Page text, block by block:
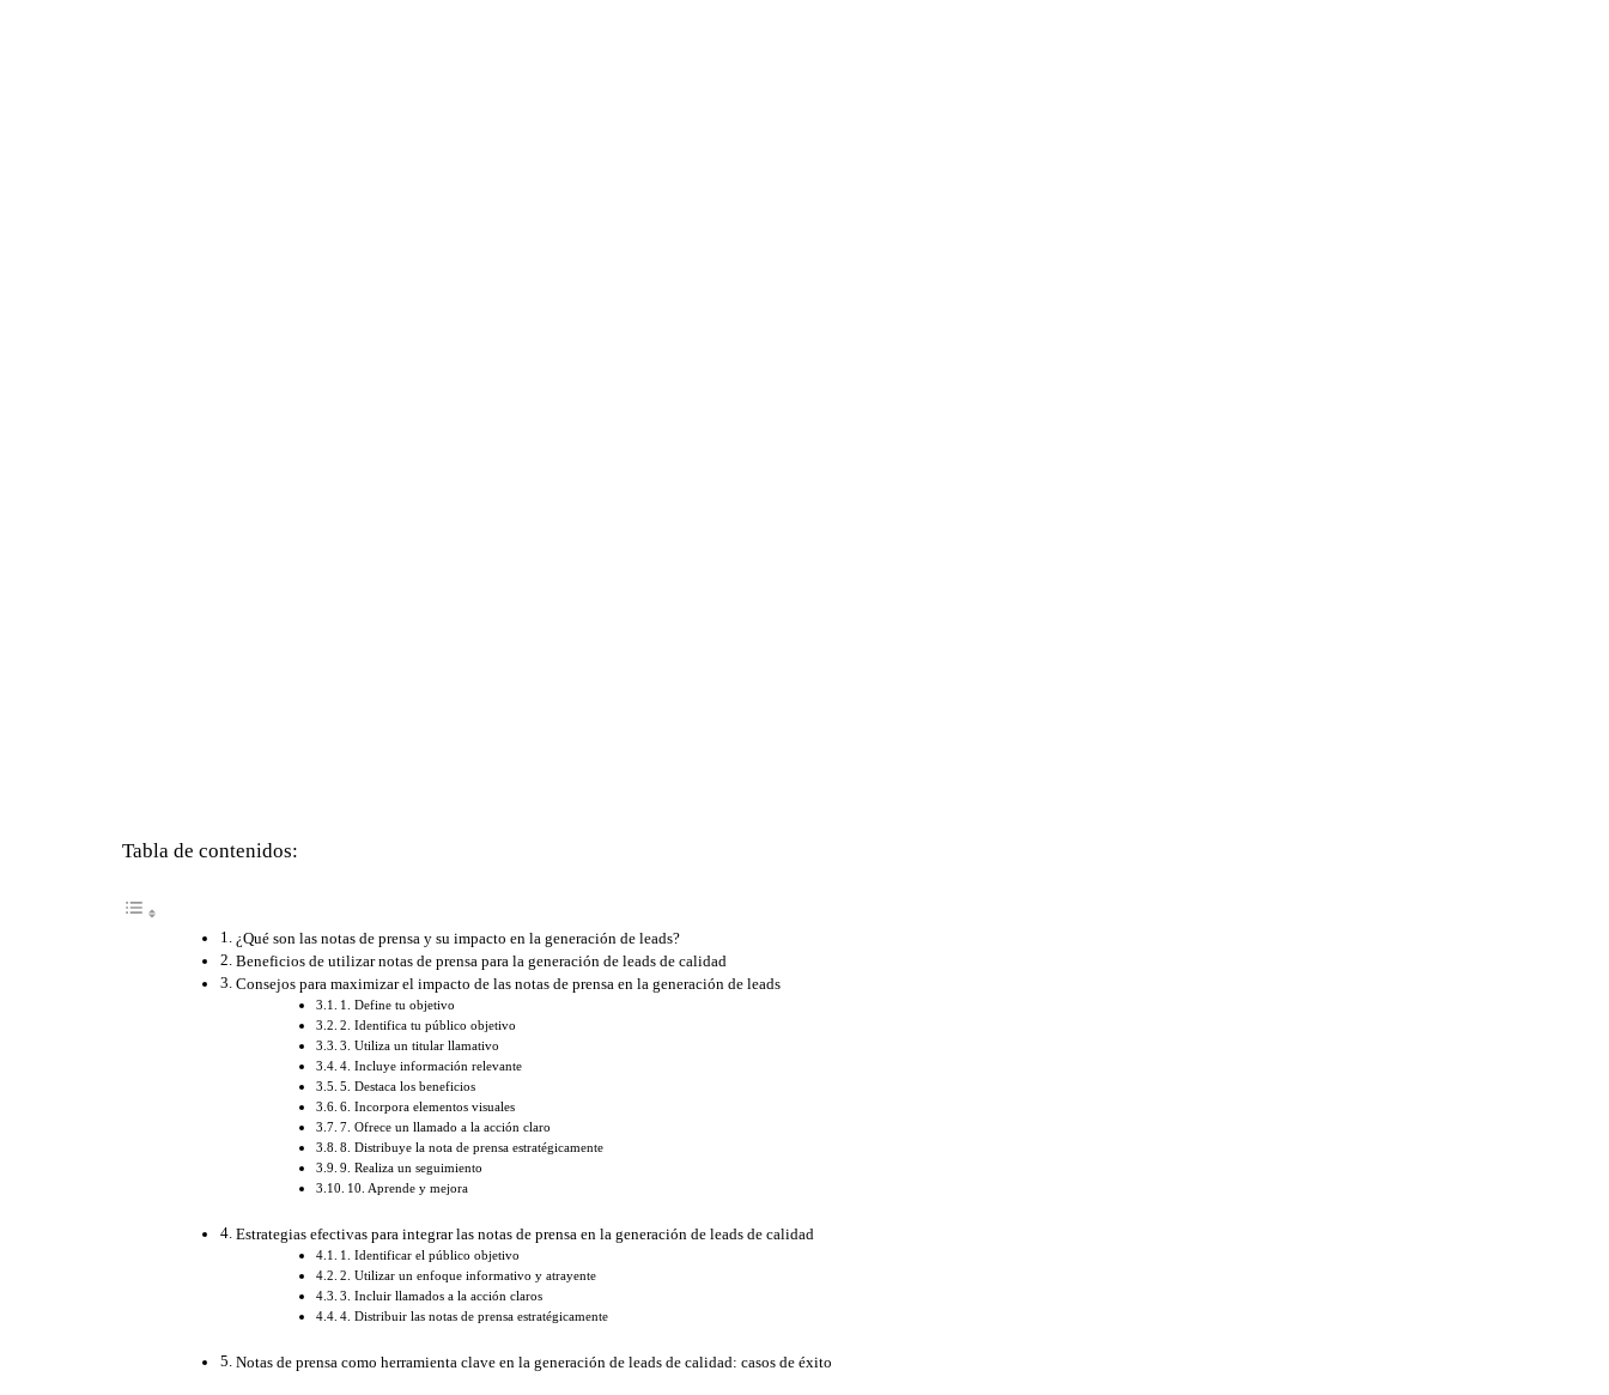
Tabla de contenidos:
¿Qué son las notas de prensa y su impacto en la generación de leads?
Beneficios de utilizar notas de prensa para la generación de leads de calidad
Consejos para maximizar el impacto de las notas de prensa en la generación de leads
1. Define tu objetivo
2. Identifica tu público objetivo
3. Utiliza un titular llamativo
4. Incluye información relevante
5. Destaca los beneficios
6. Incorpora elementos visuales
7. Ofrece un llamado a la acción claro
8. Distribuye la nota de prensa estratégicamente
9. Realiza un seguimiento
10. Aprende y mejora
Estrategias efectivas para integrar las notas de prensa en la generación de leads de calidad
1. Identificar el público objetivo
2. Utilizar un enfoque informativo y atrayente
3. Incluir llamados a la acción claros
4. Distribuir las notas de prensa estratégicamente
Notas de prensa como herramienta clave en la generación de leads de calidad: casos de éxito